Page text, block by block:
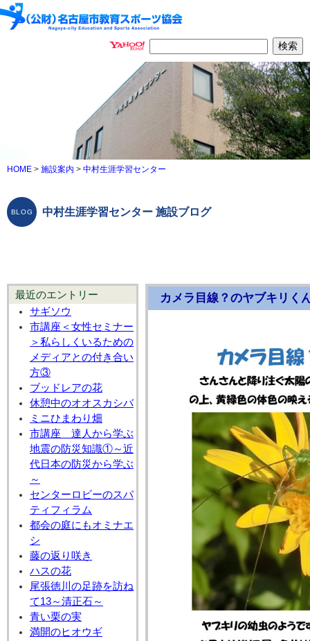
HOME > 施設案内 > 中村生涯学習センター
中村生涯学習センター 施設ブログ
最近のエントリー
サギソウ
市講座＜女性セミナー
＞私らしくいるための
メディアとの付き合い
方③
ブッドレアの花
休憩中のオオスカシバ
ミニひまわり畑
市講座 達人から学ぶ
地震の防災知識①～近
代日本の防災から学ぶ
～
センターロビーのスパ
ティフィラム
都会の庭にもオミナエ
シ
藤の返り咲き
ハスの花
尾張徳川の足跡を訪ね
て13～清正石～
青い栗の実
満開のヒオウギ
カメラ目線？のヤブキリく